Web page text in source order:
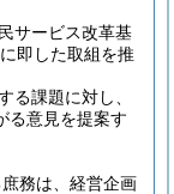
サービス改革基
に即した取組を推
る課題に対し、
る意見を提案す
務は、経営企画